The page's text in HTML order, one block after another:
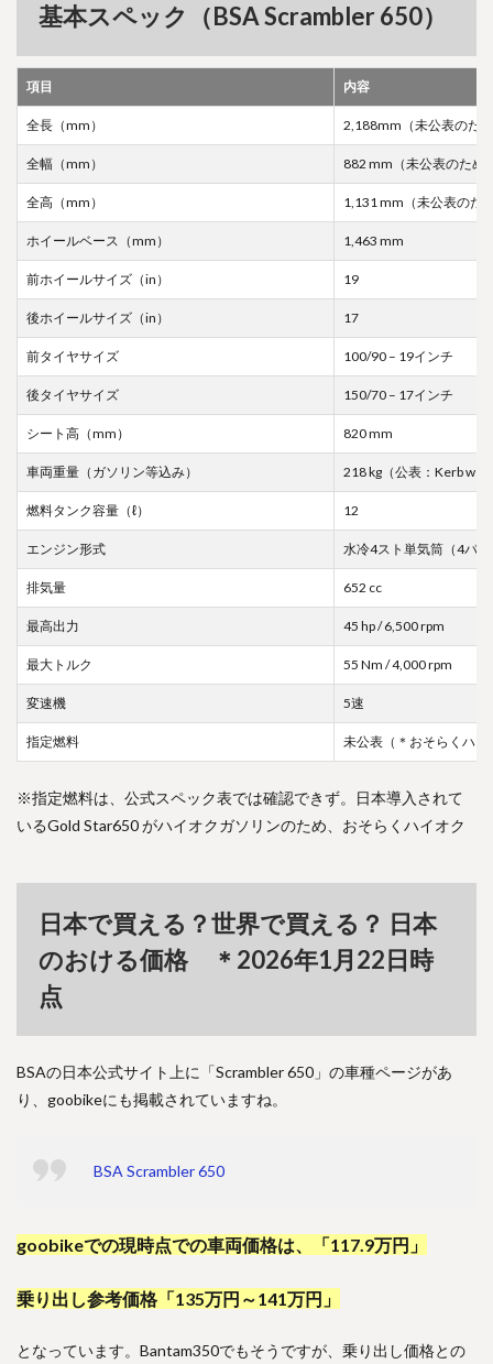
基本スペック（BSA Scrambler 650）
項目 内容
全長（mm） 2,188mm（未公表のた
全幅（mm） 882 mm（未公表のため
全高（mm） 1,131 mm（未公表のた
ホイールベース（mm） 1,463 mm
前ホイールサイズ（in） 19
後ホイールサイズ（in） 17
前タイヤサイズ 100/90 – 19インチ
後タイヤサイズ 150/70 – 17インチ
シート高（mm） 820 mm
車両重量（ガソリン等込み） 218 kg（公表：Kerb
燃料タンク容量（ℓ） 12
エンジン形式 水冷4スト単気筒（4バ
排気量 652 cc
最高出力 45 hp / 6,500 rpm
最大トルク 55 Nm / 4,000 rpm
変速機 5速
指定燃料 未公表（＊おそらくハイ
※指定燃料は、公式スペック表では確認できず。日本導入されて
いるGold Star650 がハイオクガソリンのため、おそらくハイオク
日本で買える？世界で買える？ 日本
のおける価格 ＊2026年1月22日時
点
BSAの日本公式サイト上に「Scrambler 650」の車種ページがあ
り、goobikeにも掲載されていますね。
BSA Scrambler 650
goobikeでの現時点での車両価格は、「117.9万円」
乗り出し参考価格「135万円～141万円」
となっています。Bantam350でもそうですが、乗り出し価格との